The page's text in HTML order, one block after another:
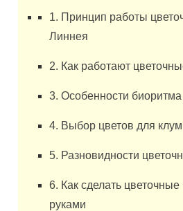
1. Принцип работы
Линнея
2. Как работают
3. Особенности биоритма
4. Выбор цветов для
5. Разновидности
6. Как сделать
руками